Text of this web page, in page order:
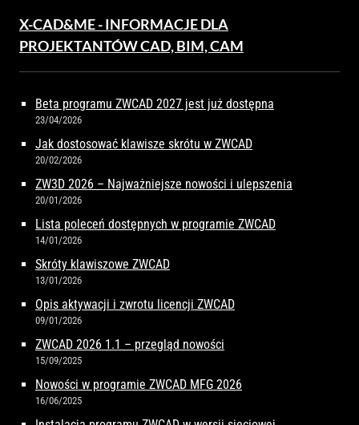
X-CAD&ME - INFORMACJE DLA
PROJEKTANTÓW CAD, BIM, CAM
Beta programu ZWCAD 2027 jest już dostępna
23/04/2026
Jak dostosować klawisze skrótu w ZWCAD
20/02/2026
ZW3D 2026 – Najważniejsze nowości i ulepszenia
20/01/2026
Lista poleceń dostępnych w programie ZWCAD
14/01/2026
Skróty klawiszowe ZWCAD
13/01/2026
Opis aktywacji i zwrotu licencji ZWCAD
09/01/2026
ZWCAD 2026 1.1 – przegląd nowości
15/09/2025
Nowości w programie ZWCAD MFG 2026
16/06/2025